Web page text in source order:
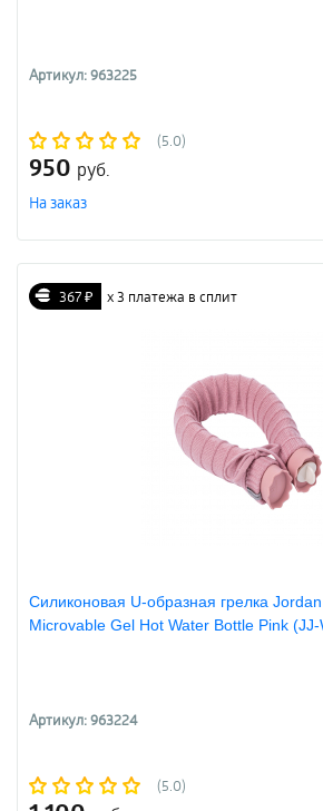
Артикул: 963225
(5.0)
950 руб.
На заказ
367 ₽ х 3 платежа в сплит
Силиконовая U-образная грелка
Microvable Gel Hot Water Bottle Pink
Артикул: 963224
(5.0)